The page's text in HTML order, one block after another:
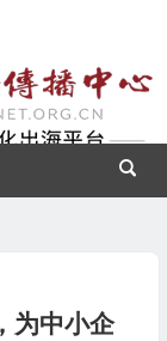
为中小企